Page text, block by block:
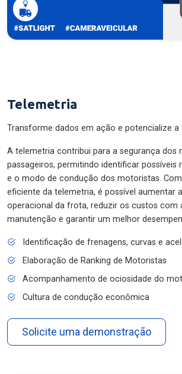
Telemetria
Transforme dados em ação e potencialize a
A telemetria contribui para a segurança dos
passageiros, permitindo identificar possíveis
e o modo de condução dos motoristas.
eficiente da telemetria, é possível aumentar
operacional da frota, reduzir os custos com
manutenção e garantir um melhor
Identificação de frenagens, curvas e
Elaboração de Ranking de Motoristas
Acompanhamento de ociosidade do
Cultura de condução econômica
Solicite uma demonstração